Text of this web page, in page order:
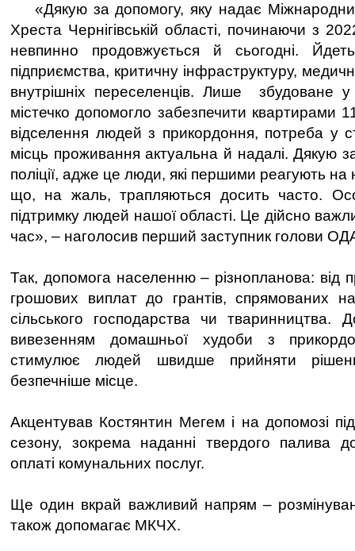
«Дякую за допомогу, яку надає
Хреста Чернігівській області, починаючи з
невпинно продовжується й сьогодні.
підприємства, критичну інфраструктуру,
внутрішніх переселенців. Лише збудоване у
містечко допомогло забезпечити квартирами
відселення людей з прикордоння, потреба у
місць проживання актуальна й надалі. Дякую
поліції, адже це люди, які першими реагують на
що, на жаль, трапляються досить часто.
підтримку людей нашої області. Це дійсно
час», – наголосив перший заступник голови
Так, допомога населенню – різнопланова: від
грошових виплат до грантів, спрямованих
сільського господарства чи
вивезенням домашньої худоби з
стимулює людей швидше прийняти
безпечніше місце.
Акцентував Костянтин Мегем і на допомозі
сезону, зокрема наданні твердого палива
оплаті комунальних послуг.
Ще один вкрай важливий напрям –
також допомагає МКЧХ.